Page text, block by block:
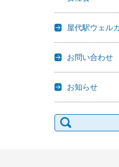
屋代駅ウェル
お問い合わせ
お知らせ
検
索: